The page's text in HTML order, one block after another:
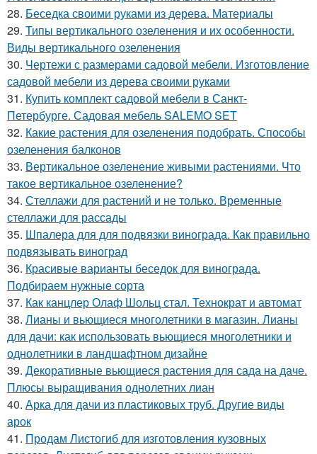
28. Беседка своими руками из дерева. Материалы
29. Типы вертикального озеленения и их особенности.
Виды вертикального озеленения
30. Чертежи с размерами садовой мебели. Изготовление
садовой мебели из дерева своими руками
31. Купить комплект садовой мебели в Санкт-
Петербурге. Садовая мебель SALEMO SET
32. Какие растения для озеленения подобрать. Способы
озеленения балконов
33. Вертикальное озеленение живыми растениями. Что
такое вертикальное озеленение?
34. Стеллажи для растений и не только. Временные
стеллажи для рассады
35. Шпалера для для подвязки винограда. Как правильно
подвязывать виноград
36. Красивые варианты беседок для винограда.
Подбираем нужные сорта
37. Как канцлер Олаф Шольц стал. Технократ и автомат
38. Лианы и вьющиеся многолетники в магазин. Лианы
для дачи: как использовать вьющиеся многолетники и
однолетники в ландшафтном дизайне
39. Декоративные вьющиеся растения для сада на даче.
Плюсы выращивания однолетних лиан
40. Арка для дачи из пластиковых труб. Другие виды
арок
41. Продам Листогиб для изготовления кузовных